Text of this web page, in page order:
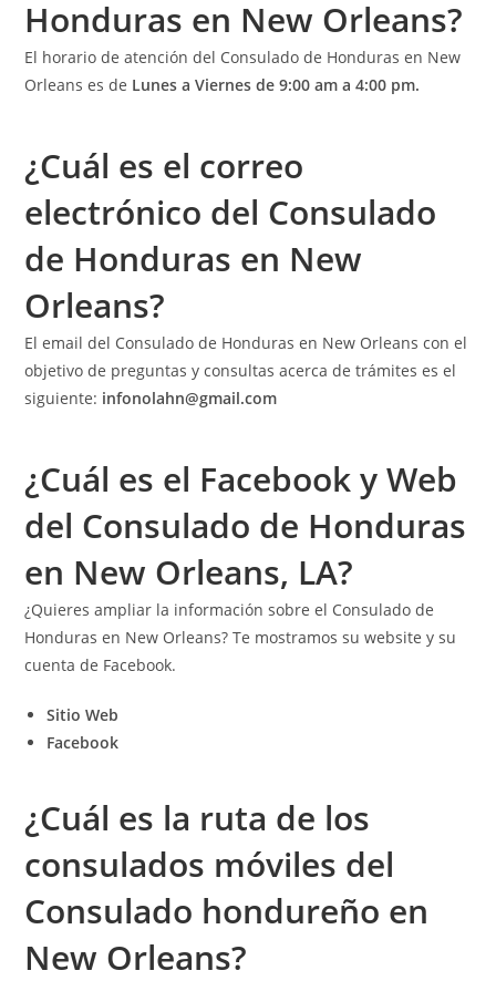
Honduras en New Orleans?
El horario de atención del Consulado de Honduras en New
Orleans es de Lunes a Viernes de 9:00 am a 4:00 pm.
¿Cuál es el correo
electrónico del Consulado
de Honduras en New
Orleans?
El email del Consulado de Honduras en New Orleans con el
objetivo de preguntas y consultas acerca de trámites es el
siguiente: infonolahn@gmail.com
¿Cuál es el Facebook y Web
del Consulado de Honduras
en New Orleans, LA?
¿Quieres ampliar la información sobre el Consulado de
Honduras en New Orleans? Te mostramos su website y su
cuenta de Facebook.
Sitio Web
Facebook
¿Cuál es la ruta de los
consulados móviles del
Consulado hondureño en
New Orleans?